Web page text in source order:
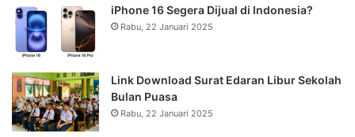
iPhone 16 Segera Dijual di Indonesia?
Rabu, 22 Januari 2025
Link Download Surat Edaran Libur Sekolah
Bulan Puasa
Rabu, 22 Januari 2025